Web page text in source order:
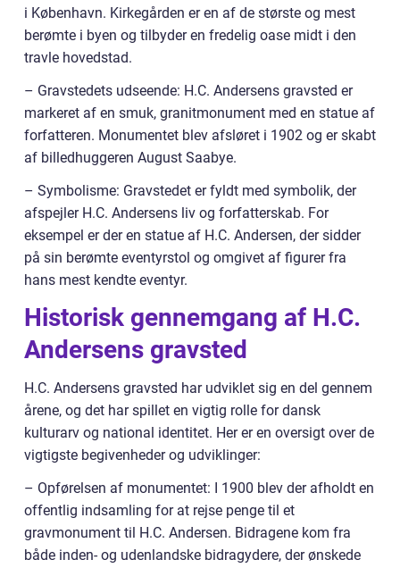
i København. Kirkegården er en af de største og mest
berømte i byen og tilbyder en fredelig oase midt i den
travle hovedstad.
– Gravstedets udseende: H.C. Andersens gravsted er
markeret af en smuk, granitmonument med en statue af
forfatteren. Monumentet blev afsløret i 1902 og er skabt
af billedhuggeren August Saabye.
– Symbolisme: Gravstedet er fyldt med symbolik, der
afspejler H.C. Andersens liv og forfatterskab. For
eksempel er der en statue af H.C. Andersen, der sidder
på sin berømte eventyrstol og omgivet af figurer fra
hans mest kendte eventyr.
Historisk gennemgang af H.C.
Andersens gravsted
H.C. Andersens gravsted har udviklet sig en del gennem
årene, og det har spillet en vigtig rolle for dansk
kulturarv og national identitet. Her er en oversigt over de
vigtigste begivenheder og udviklinger:
– Opførelsen af monumentet: I 1900 blev der afholdt en
offentlig indsamling for at rejse penge til et
gravmonument til H.C. Andersen. Bidragene kom fra
både inden- og udenlandske bidragydere, der ønskede